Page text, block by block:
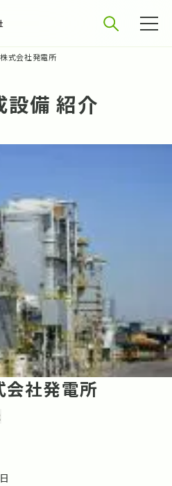
式会社発電所
設備 紹介
社発電所